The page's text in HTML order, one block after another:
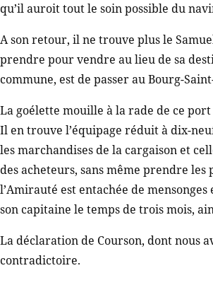
qu’il auroit tout le soin possible du
A son retour, il ne trouve plus le
prendre pour vendre au lieu de sa
commune, est de passer au Bourg-
La goélette mouille à la rade de ce
Il en trouve l’équipage réduit à dix-
les marchandises de la cargaison et
des acheteurs, sans même prendre
l’Amirauté est entachée de
son capitaine le temps de trois mois,
La déclaration de Courson, dont nous
contradictoire.